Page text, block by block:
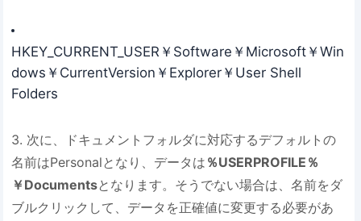
HKEY_CURRENT_USER￥Software￥Microsoft￥Win
dows￥CurrentVersion￥Explorer￥User Shell
Folders
3. 次に、ドキュメントフォルダに対応するデフォルトの
名前はPersonalとなり、データは ％USERPROFILE％
￥Documentsとなります。そうでない場合は、名前をダ
ブルクリックして、データを正確値に変更する必要があ